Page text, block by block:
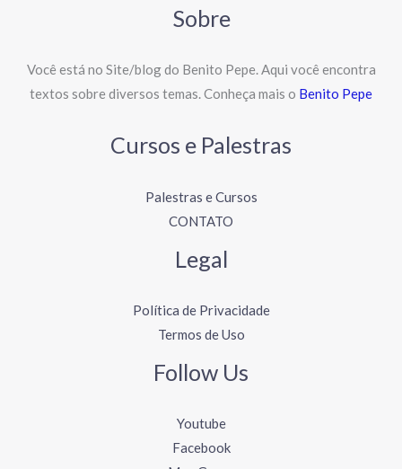
Sobre
Você está no Site/blog do Benito Pepe. Aqui você encontra
textos sobre diversos temas. Conheça mais o Benito Pepe
Cursos e Palestras
Palestras e Cursos
CONTATO
Legal
Política de Privacidade
Termos de Uso
Follow Us
Youtube
Facebook